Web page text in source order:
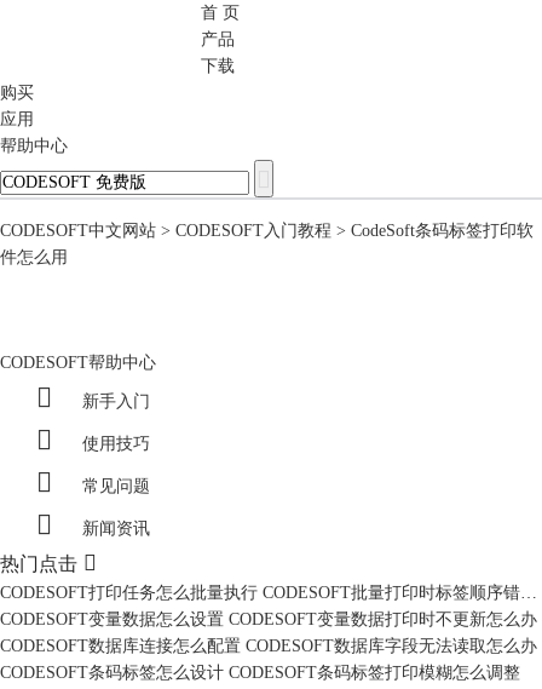
首 页
产品
下载
购买
应用
帮助中心
CODESOFT中文网站 > CODESOFT入门教程 > CodeSoft条码标签打印软
件怎么用
CODESOFT帮助中心
 新手入门
 使用技巧
 常见问题
 新闻资讯
热门点击 
CODESOFT打印任务怎么批量执行 CODESOFT批量打印时标签顺序错乱怎么办
CODESOFT变量数据怎么设置 CODESOFT变量数据打印时不更新怎么办
CODESOFT数据库连接怎么配置 CODESOFT数据库字段无法读取怎么办
CODESOFT条码标签怎么设计 CODESOFT条码标签打印模糊怎么调整